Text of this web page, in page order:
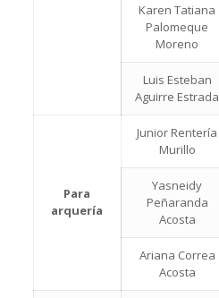
Karen Tatiana
Palomeque
Moreno
Luis Esteban
Aguirre Estrada
Para
arquería
Junior Rentería
Murillo
Yasneidy
Peñaranda
Acosta
Ariana Correa
Acosta